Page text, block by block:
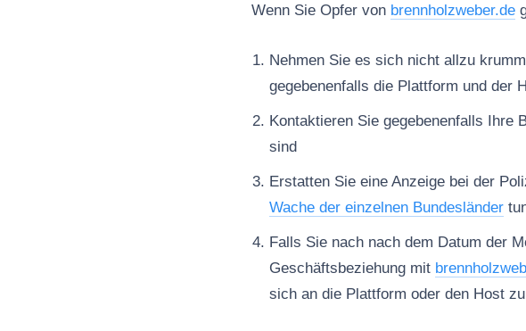
Wenn Sie Opfer von brennholzweber.de
Nehmen Sie es sich nicht allzu
gegebenenfalls die Plattform und der
Kontaktieren Sie gegebenenfalls Ihre
sind
Erstatten Sie eine Anzeige bei der
Wache der einzelnen Bundesländer
Falls Sie nach nach dem Datum der
Geschäftsbeziehung mit
sich an die Plattform oder den Host